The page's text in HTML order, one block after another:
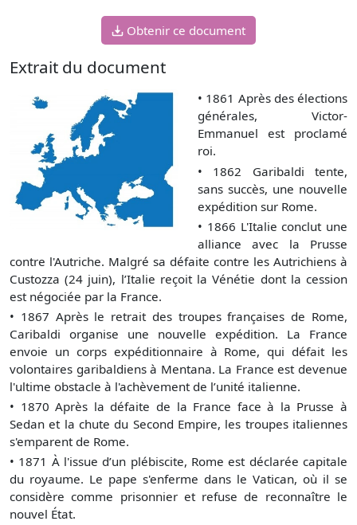
Obtenir ce document
Extrait du document
• 1861 Après des élections
générales, Victor-
Emmanuel est proclamé
roi.
•
1862 Garibaldi tente,
sans succès, une nouvelle
expédition sur Rome.
• 1866 L'Italie conclut une
alliance avec la Prusse
contre l'Autriche. Malgré sa défaite contre les Autrichiens à
Custozza (24 juin), l’Italie reçoit la Vénétie dont la cession
est négociée par la France.
• 1867 Après le retrait des troupes françaises de Rome,
Caribaldi organise une nouvelle expédition. La France
envoie un corps expéditionnaire à Rome, qui défait les
volontaires garibaldiens à Mentana. La France est devenue
l'ultime obstacle à l'achèvement de l’unité italienne.
• 1870 Après la défaite de la France face à la Prusse à
Sedan et la chute du Second Empire, les troupes italiennes
s'emparent de Rome.
• 1871 À l'issue d’un plébiscite, Rome est déclarée capitale
du royaume. Le pape s'enferme dans le Vatican, où il se
considère comme prisonnier et refuse de reconnaître le
nouvel État.